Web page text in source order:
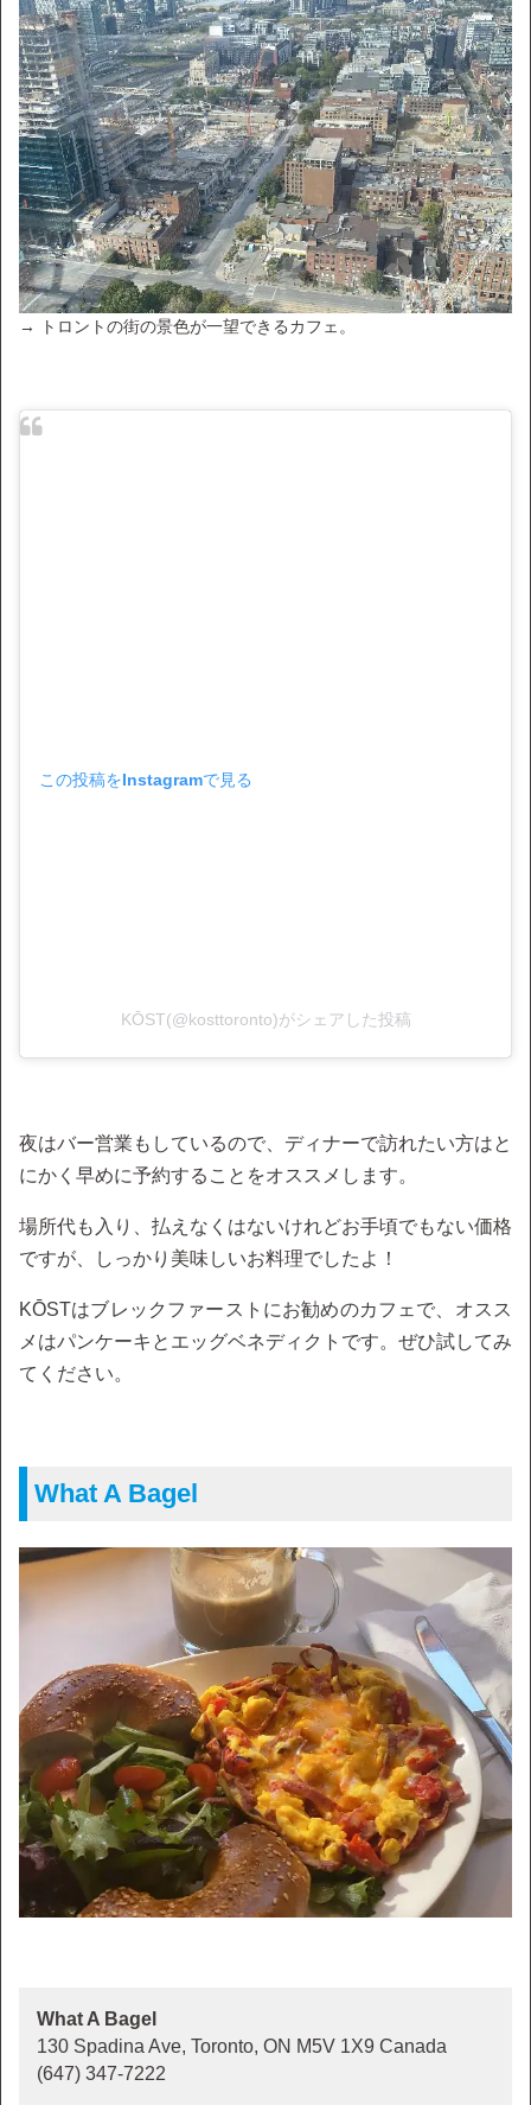
→ トロントの街の景色が一望できるカフェ。
この投稿をInstagramで見る
KŌST(@kosttoronto)がシェアした投稿
夜はバー営業もしているので、ディナーで訪れたい方はと
にかく早めに予約することをオススメします。
場所代も入り、払えなくはないけれどお手頃でもない価格
ですが、しっかり美味しいお料理でしたよ！
KŌSTはブレックファーストにお勧めのカフェで、オスス
メはパンケーキとエッグベネディクトです。ぜひ試してみ
てください。
What A Bagel
What A Bagel
130 Spadina Ave, Toronto, ON M5V 1X9 Canada
(647) 347-7222